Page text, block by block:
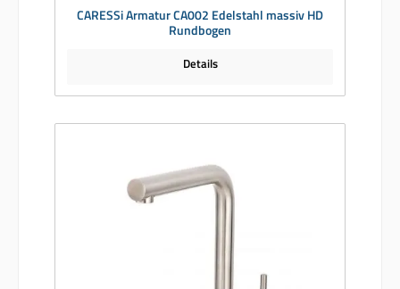
CARESSi Armatur CA002 Edelstahl massiv HD
Rundbogen
Details